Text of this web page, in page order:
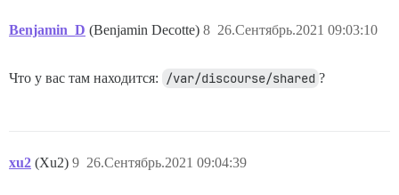
Benjamin_D (Benjamin Decotte) 26.Сентябрь.2021 09:03:10
8
Что у вас там находится: /var/discourse/shared ?
xu2 (Xu2) 26.Сентябрь.2021 09:04:39
9